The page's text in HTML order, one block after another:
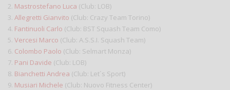
2. Mastrostefano Luca (Club: LOB)
3. Allegretti Gianvito (Club: Crazy Team Torino)
4. Fantinuoli Carlo (Club: BST Squash Team Como)
5. Vercesi Marco (Club: A.S.S.I. Squash Team)
6. Colombo Paolo (Club: Selmart Monza)
7. Pani Davide (Club: LOB)
8. Bianchetti Andrea (Club: Let´s Sport)
9. Musiari Michele (Club: Nuovo Fitness Center)